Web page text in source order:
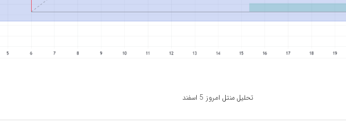
تحلیل منتل امروز 5 اسفند